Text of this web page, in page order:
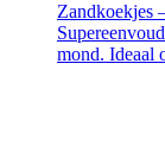
Zandkoekjes
mond. Ideaal